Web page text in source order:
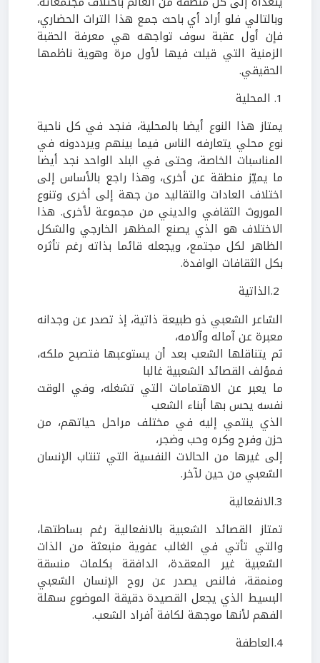
وبالتالي فلو أراد أي باحث جمع هذا التراث الحضاري،
فإن أول عقبة سوف تواجهه هي معرفة الحقبة
الزمنية التي قيلت فيها لأول مرة وهوية ناظمها
الحقيقي.
1. المحلية
يمتاز هذا النوع أيضا بالمحلية، فنجد في كل ناحية
نوع محلي يتعارفه الناس فيما بينهم ويرددونه في
المناسبات الخاصة، وحتى في البلد الواحد نجد أيضا
ما يميّز منطقة عن أخرى، وهذا راجع بالأساس إلى
اختلاف العادات والتقاليد من جهة إلى أخرى وتنوع
الموروث الثقافي والديني من مجموعة لأخرى. هذا
الاختلاف هو الذي يصنع المظهر الخارجي والشكل
الظاهر لكل مجتمع، ويجعله قائما بذاته رغم تأثره
بكل الثقافات الوافدة.
2.الذاتية
الشاعر الشعبي ذو طبيعة ذاتية، إذ تصدر عن وجدانه
معبرة عن آماله وآلامه،
ثم يتناقلها الشعب بعد أن يستوعبها فتصبح ملكه،
فمؤلف القصائد الشعبية غالبا
ما يعبر عن الاهتمامات التي تشغله، وفي الوقت
نفسه يحس بها أبناء الشعب
الذي ينتمي إليه في مختلف مراحل حياتهم، من
حزن وفرح وكره وحب وضجر،
إلى غيرها من الحالات النفسية التي تنتاب الإنسان
الشعبي من حين لآخر.
3
.الانفعالية
تمتاز القصائد الشعبية بالانفعالية رغم بساطتها،
والتي تأتي في الغالب عفوية منبعثة من الذات
الشعبية غير المعقدة، الدافقة بكلمات منسقة
ومنمقة، فالنص يصدر عن روح الإنسان الشعبي
البسيط الذي يجعل القصيدة دقيقة الموضوع سهلة
الفهم لأنها موجهة لكافة أفراد الشعب.
4
.العاطفة